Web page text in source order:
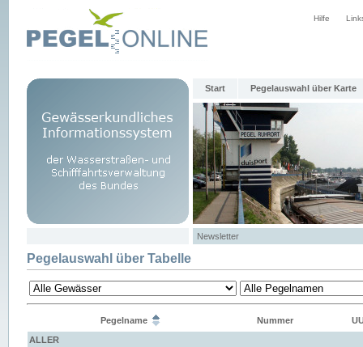
Hilfe
Start Pegelauswahl über Karte
Newsletter
Pegelauswahl über Tabelle
Pegelname Nummer
ALLER